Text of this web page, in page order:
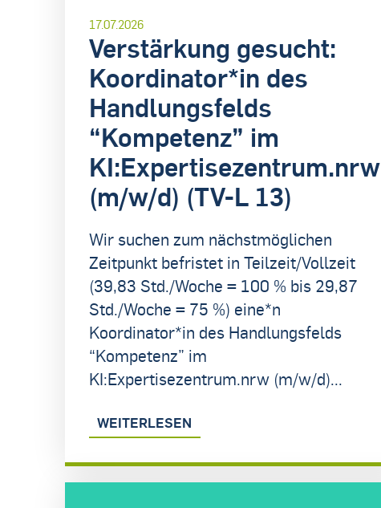
17.07.2026
Verstärkung gesucht:
Koordinator*in des
Handlungsfelds
“Kompetenz” im
KI:Expertisezentrum.nrw
(m/w/d) (TV-L 13)
Wir suchen zum nächstmöglichen
Zeitpunkt befristet in Teilzeit/Vollzeit
(39,83 Std./Woche = 100 % bis 29,87
Std./Woche = 75 %) eine*n
Koordinator*in des Handlungsfelds
“Kompetenz” im
KI:Expertisezentrum.nrw (m/w/d)...
WEITERLESEN